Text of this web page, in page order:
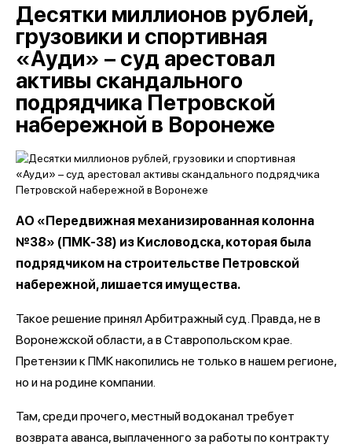
Десятки миллионов рублей,
грузовики и спортивная
«Ауди» – суд арестовал
активы скандального
подрядчика Петровской
набережной в Воронеже
АО «Передвижная механизированная колонна
№38» (ПМК-38) из Кисловодска, которая была
подрядчиком на строительстве Петровской
набережной, лишается имущества.
Такое решение принял Арбитражный суд. Правда, не в
Воронежской области, а в Ставропольском крае.
Претензии к ПМК накопились не только в нашем регионе,
но и на родине компании.
Там, среди прочего, местный водоканал требует
возврата аванса, выплаченного за работы по контракту